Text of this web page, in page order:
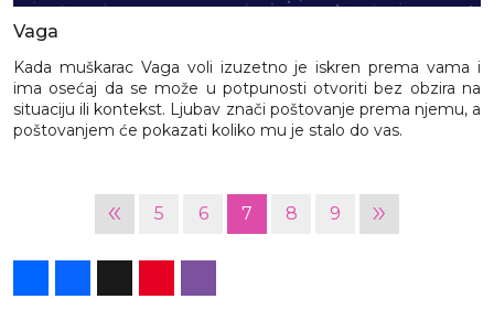
Vaga
Kada muškarac Vaga voli izuzetno je iskren prema vama i
ima osećaj da se može u potpunosti otvoriti bez obzira na
situaciju ili kontekst. Ljubav znači poštovanje prema njemu, a
poštovanjem će pokazati koliko mu je stalo do vas.
« 5 6 7 8 9 »